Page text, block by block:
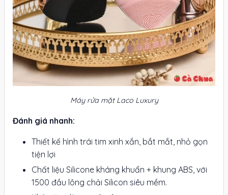
Máy rửa mặt Laco Luxury
Đánh giá nhanh:
Thiết kế hình trái tim xinh xắn, bắt mắt, nhỏ gọn
tiện lợi
Chất liệu Silicone kháng khuẩn + khung ABS, với
1500 đầu lông chải Silicon siêu mềm.